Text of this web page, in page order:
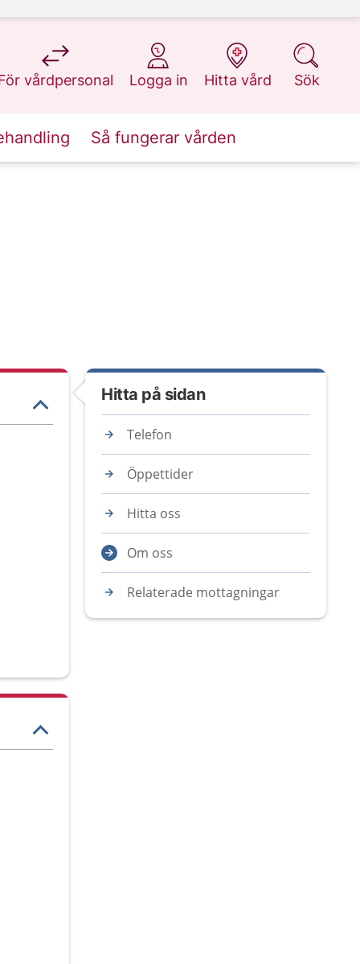
vårdpersonal
på 1177.se
Logga in
på 1177.se
Hitta vård
på 1177.se
Sök
på 1177.se
Så fungerar vården
Hitta på sidan
Telefon
Öppettider
Hitta oss
Om oss
Relaterade mottagningar